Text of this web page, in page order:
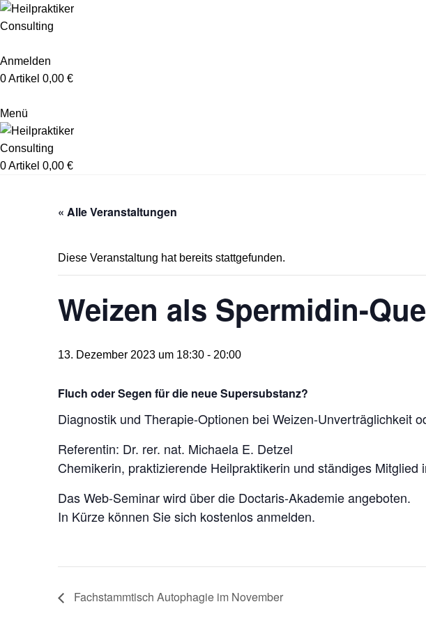
Anmelden
0Artikel 0,00 €
Menü
0Artikel 0,00 €
« Alle Veranstaltungen
Diese Veranstaltung hat bereits stattgefunden.
Weizen als Spermidin-
13. Dezember 2023 um 18:30- 20:00
Fluch oder Segen für die neue Supersubstanz?
Diagnostik und Therapie-Optionen bei Weizen-Unverträglichkeit
Referentin: Dr. rer. nat. Michaela E. Detzel
Chemikerin, praktizierende Heilpraktikerin und ständiges Mitglied
Das Web-Seminar wird über die Doctaris-Akademie angeboten.
In Kürze können Sie sich kostenlos anmelden.
Fachstammtisch Autophagie im November